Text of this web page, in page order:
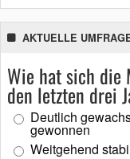
AKTUELLE
Wie hat sich die
den letzten drei
Deutlich
gewonnen
Weitgehend